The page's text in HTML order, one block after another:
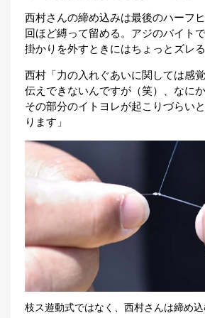
西村さんの締め込みは最後のハーフ
回ほど縛って留める。アジのバイト
掛かりを外すときにはちょっとズレる
西村「力の入れぐあいに関しては感
伝えできないんですが（笑）、なにか
その部分のイトヨレが起こりづらい
ります」
枝ス遊動式ではなく、西村さんは締め